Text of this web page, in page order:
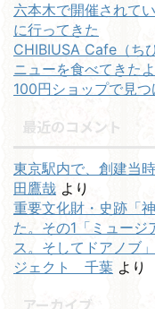
六本木で開催されて
に行ってきた
CHIBIUSA Cafe（ち
ニューを食べてきたよ
100円ショップで見つ
最近のコメント
東京駅内で、創建当
田鷹哉 より
重要文化財・史跡「
た。その1「ミュージ
ス。そしてドアノブ」
ジェクト 千葉 より
アーカイブ